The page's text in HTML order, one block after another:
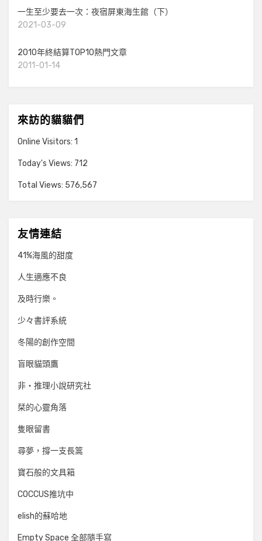
一生至少要去一次：夜宿屏東海生館（下）
2021-03-09
2010年終結算TOP10熱門文章
2011-01-14
來訪的貓貓們
Online Visitors: 1
Today's Views: 712
Total Views: 576,567
友情連結
41%海風的甜度
人生適應不良
及時行樂。
少々書評系統
冬陽的創作空間
盲眼貓頭鷹
非‧推理小說研究社
栞的心靈角落
隻眼留書
尋夢，撐一支長篙
寶石般的文具箱
COCCUS推坑中
elish的蘇哈地
Empty Space 全部隨手寫